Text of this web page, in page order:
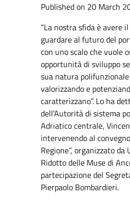
Published on 20 March
“La nostra sfida è avere
guardare al futuro del
con uno scalo che vuole
opportunità di sviluppo
sua natura
valorizzando e
caratterizzano”. Lo ha
dell’Autorità di sistema
Adriatico centrale,
intervenendo al
Regione”, organizzato da
Ridotto delle Muse di
partecipazione del
Pierpaolo Bombardieri.